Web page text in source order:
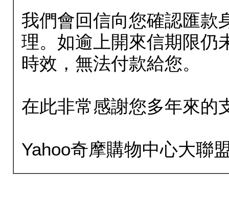
我們會回信向您確認匯款
理。如逾上開來信期限仍
時效，無法付款給您。
在此非常感謝您多年來的
Yahoo奇摩購物中心大